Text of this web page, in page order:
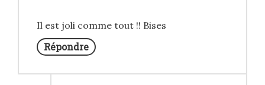
Il est joli comme tout !! Bises
Répondre